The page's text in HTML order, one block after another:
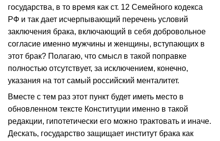
государства, в то время как ст. 12 Семейного кодекса
РФ и так дает исчерпывающий перечень условий
заключения брака, включающий в себя добровольное
согласие именно мужчины и женщины, вступающих в
этот брак? Полагаю, что смысл в такой поправке
полностью отсутствует, за исключением, конечно,
указания на тот самый российский менталитет.
Вместе с тем раз этот пункт будет иметь место в
обновленном тексте Конституции именно в такой
редакции, гипотетически его можно трактовать и иначе.
Дескать, государство защищает институт брака как